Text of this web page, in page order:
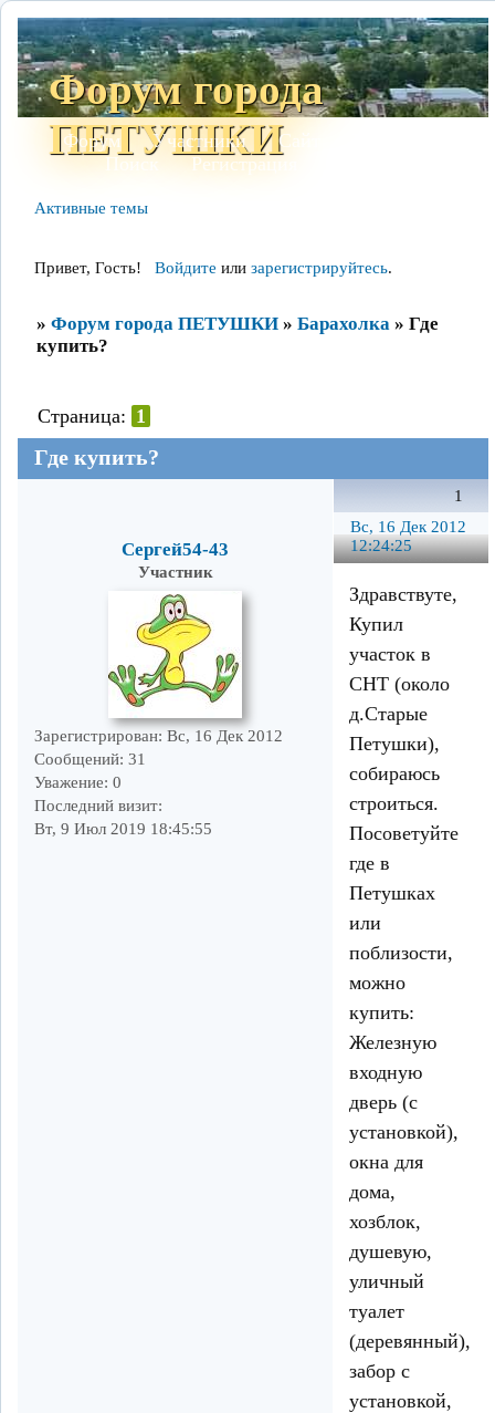
Форум города
ПЕТУШКИ
Форум Участники Сайт
Поиск
Регистрация
Активные темы
Привет, Гость! Войдите или зарегистрируйтесь.
» Форум города ПЕТУШКИ » Барахолка » Где
купить?
Где купить?
Страница: 1
1
Вс, 16 Дек 2012
12:24:25
Сергей54-43
Участник
Зарегистрирован: Вс, 16 Дек 2012
Сообщений: 31
Уважение: 0
Последний визит:
Вт, 9 Июл 2019 18:45:55
Здравствуте,
Купил
участок в
СНТ (около
д.Старые
Петушки),
собираюсь
строиться.
Посоветуйте
где в
Петушках
или
поблизости,
можно
купить:
Железную
входную
дверь (с
установкой),
окна для
дома,
хозблок,
душевую,
уличный
туалет
(деревянный),
забор с
установкой,